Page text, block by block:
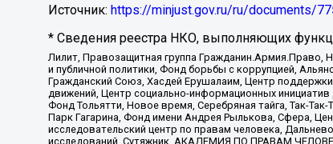
Источник: https://minjust.gov.ru/ru/documents/
* Сведения реестра НКО, выполняющих
Лилит, Правозащитная группа Гражданин.Армия.Право,
и публичной политики, Фонд борьбы с коррупцией,
Гражданский Союз, Хасдей Ерушалаим, Центр
движений, Центр социально-информационных
Фонд Тольятти, Новое время, Серебряная тайга, Так-
Парк Гагарина, Фонд имени Андрея Рылькова, Сфера,
исследовательский центр по правам человека,
исследований, Сутяжник, АКАДЕМИЯ ПО ПРАВАМ